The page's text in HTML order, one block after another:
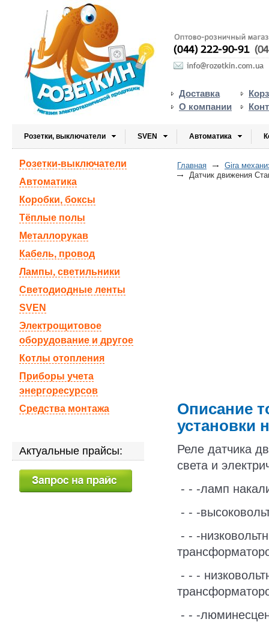
Доставка
О компании
Розетки, выключатели SVEN Автоматика
Главная
Gira
Датчик движения
Описание
установки
Реле датчика
света и
- - -ламп
- - -
- - -
- - -
- - -
Розетки-выключатели
Автоматика
Коробки, боксы
Тёплые полы
Металлорукав
Кабель, провод
Лампы, светильники
Светодиодные ленты
SVEN
Электрощитовое
оборудование и другое
Котлы отопления
Приборы учета
энергоресурсов
Средства монтажа
Актуальные прайсы: